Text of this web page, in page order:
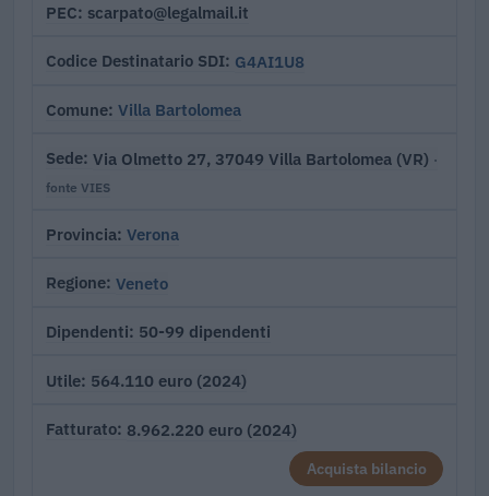
PEC scarpato@legalmail.it
Codice Destinatario SDI G4AI1U8
Comune Villa Bartolomea
Sede Via Olmetto 27, 37049 Villa Bartolomea (VR) ·
fonte VIES
Provincia Verona
Regione Veneto
Dipendenti 50-99 dipendenti
Utile 564.110 euro (2024)
Fatturato 8.962.220 euro (2024)
Acquista bilancio